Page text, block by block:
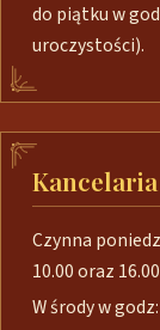
do piątku w
uroczystości).
Kancelaria
Czynna
10.00 oraz
W środy w